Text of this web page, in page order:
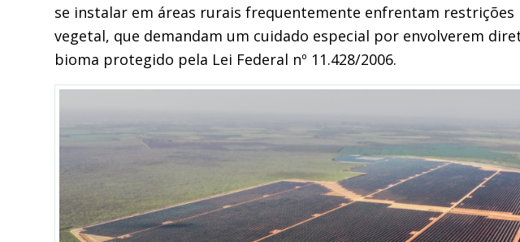
se instalar em áreas rurais frequentemente enfrentam restrições
vegetal, que demandam um cuidado especial por envolverem
bioma protegido pela Lei Federal nº 11.428/2006.